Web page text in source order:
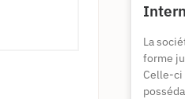
La
forme
Celle-ci